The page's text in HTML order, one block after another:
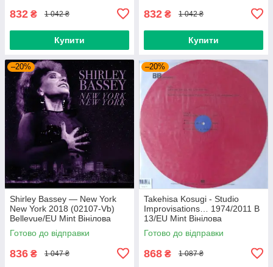
832 ₴ 1 042 ₴
Купити
832 ₴ 1 042 ₴
Купити
–20%
Shirley Bassey — New York
New York 2018 (02107-Vb)
Bellevue/EU Mint Вінілова
платівка (art.238985)
Готово до відправки
836 ₴ 1 047 ₴
–20%
Takehisa Kosugi - Studio
Improvisations… 1974/2011 B
13/EU Mint Вінілова
пластинка (art.232754)
Готово до відправки
868 ₴ 1 087 ₴